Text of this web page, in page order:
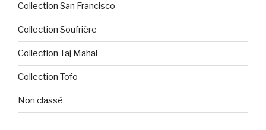
Collection San Francisco
Collection Soufrière
Collection Taj Mahal
Collection Tofo
Non classé